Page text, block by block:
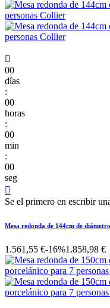

00
días
:
00
horas
:
00
min
:
00
seg

Se el primero en escribir
Mesa redonda de 144cm de
1.561,55 €-16%1.858,98 €